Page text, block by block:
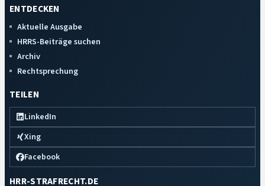
ENTDECKEN
Aktuelle Ausgabe
HRRS-Beiträge suchen
Archiv
Rechtsprechung
TEILEN
LinkedIn
Xing
Facebook
HRR-STRAFRECHT.DE